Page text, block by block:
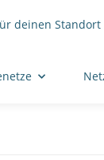
deinen Standort